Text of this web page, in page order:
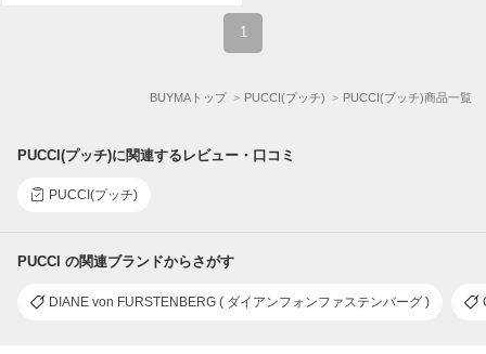
1
BUYMAトップ PUCCI(プッチ) PUCCI(プッチ)商品一覧
PUCCI(プッチ)に関連するレビュー・口コミ
PUCCI(プッチ)
PUCCI の関連ブランドからさがす
DIANE von FURSTENBERG ( ダイアンフォンファステンバーグ )